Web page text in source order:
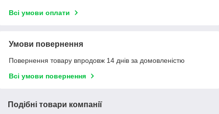
Всі умови оплати
Умови повернення
Повернення товару впродовж 14 днів за домовленістю
Всі умови повернення
Подібні товари компанії